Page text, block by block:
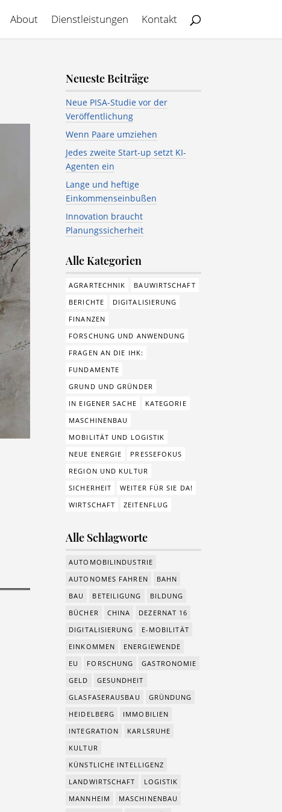
About Dienstleistungen Kontakt
Neueste Beiträge
Neue PISA-Studie vor der
Veröffentlichung
Wenn Paare umziehen
Jedes zweite Start-up setzt KI-
Agenten ein
Lange und heftige
Einkommenseinbußen
Innovation braucht
Planungssicherheit
Alle Kategorien
AGRARTECHNIK
BAUWIRTSCHAFT
BERICHTE
DIGITALISIERUNG
FINANZEN
FORSCHUNG UND ANWENDUNG
FRAGEN AN DIE IHK:
FUNDAMENTE
GRUND UND GRÜNDER
IN EIGENER SACHE
KATEGORIE
MASCHINENBAU
MOBILITÄT UND LOGISTIK
NEUE ENERGIE
PRESSEFOKUS
REGION UND KULTUR
SICHERHEIT
WEITER FÜR SIE DA!
WIRTSCHAFT
ZEITENFLUG
Alle Schlagworte
AUTOMOBILINDUSTRIE
AUTONOMES FAHREN
BAHN
BAU
BETEILIGUNG
BILDUNG
BÜCHER
CHINA
DEZERNAT 16
DIGITALISIERUNG
E-MOBILITÄT
EINKOMMEN
ENERGIEWENDE
EU
FORSCHUNG
GASTRONOMIE
GELD
GESUNDHEIT
GLASFASERAUSBAU
GRÜNDUNG
HEIDELBERG
IMMOBILIEN
INTEGRATION
KARLSRUHE
KULTUR
KÜNSTLICHE INTELLIGENZ
LANDWIRTSCHAFT
LOGISTIK
MANNHEIM
MASCHINENBAU